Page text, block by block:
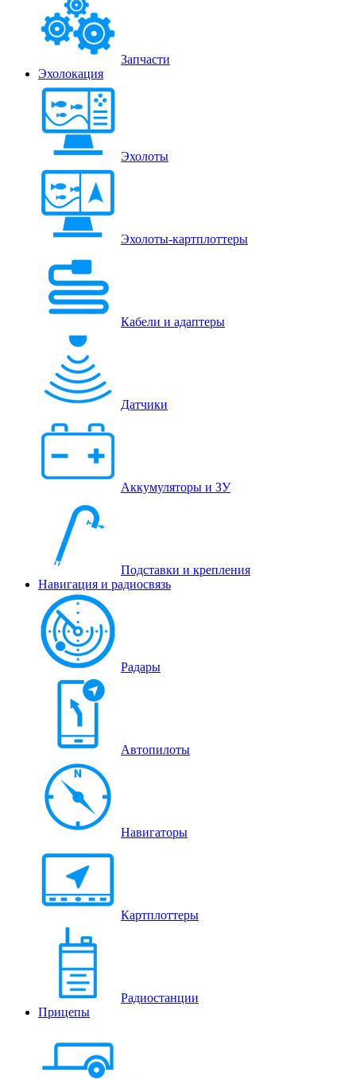
Запчасти
Эхолокация
Эхолоты
Эхолоты-картплоттеры
Кабели и адаптеры
Датчики
Аккумуляторы и ЗУ
Подставки и крепления
Навигация и радиосвязь
Радары
Автопилоты
Навигаторы
Картплоттеры
Радиостанции
Прицепы